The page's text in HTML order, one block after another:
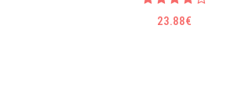
23.88€